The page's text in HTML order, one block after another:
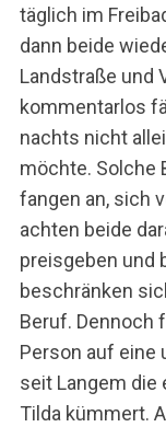
täglich im
dann beide
Landstraße und
kommentarlos
nachts nicht
möchte. Solche
fangen an, sich
achten beide
preisgeben und
beschränken
Beruf. Dennoch
Person auf eine
seit Langem die
Tilda kümmert.